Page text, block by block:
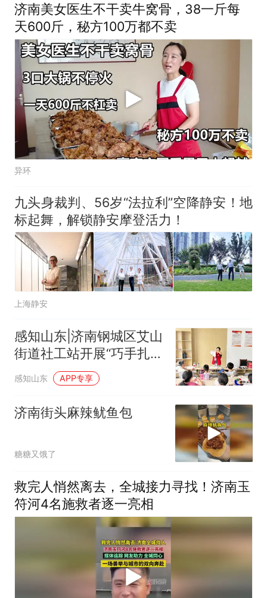
济南美女医生不干卖牛窝骨，38一斤每
天600斤，秘方100万都不卖
异环
九头身裁判、56岁“法拉利”空降静安！地
标起舞，解锁静安摩登活力！
上海静安
感知山东|济南钢城区艾山
街道社工站开展“巧手扎
染，传承非遗”儿童传统文
化传承小组活动
感知山东 APP专享
济南街头麻辣鱿鱼包
糖糖又饿了
救完人悄然离去，全城接力寻找！济南玉
符河4名施救者逐一亮相